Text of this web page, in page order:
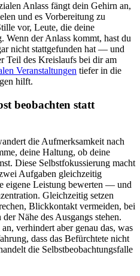
Anlass fängt dein Gehirn an,
und es Vorbereitung zu
vor, Leute, die deine
Wenn der Anlass kommt, hast du
nicht stattgefunden hat — und
Teil des Kreislaufs bei dir am
Veranstaltungen tiefer in die
hilft.
beobachten statt
die Aufmerksamkeit nach
deine Haltung, ob deine
Diese Selbstfokussierung macht
Aufgaben gleichzeitig
eigene Leistung bewerten — und
Gleichzeitig setzen
Blickkontakt vermeiden, bei
Nähe des Ausgangs stehen.
verhindert aber genau das, was
dass das Befürchtete nicht
die Selbstbeobachtungsfalle